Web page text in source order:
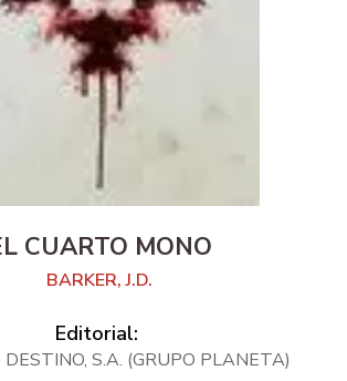
CUARTO MONO
BARKER, J.D.
Editorial:
DESTINO, S.A. (GRUPO PLANETA)